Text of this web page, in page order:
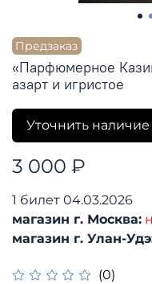
Предзаказ
(0)
«Парфюмерное
азарт и игристое
Уточнить наличие
3 000 ₽
1 билет 04.03.2026
магазин г. Москва:
магазин г. Улан-